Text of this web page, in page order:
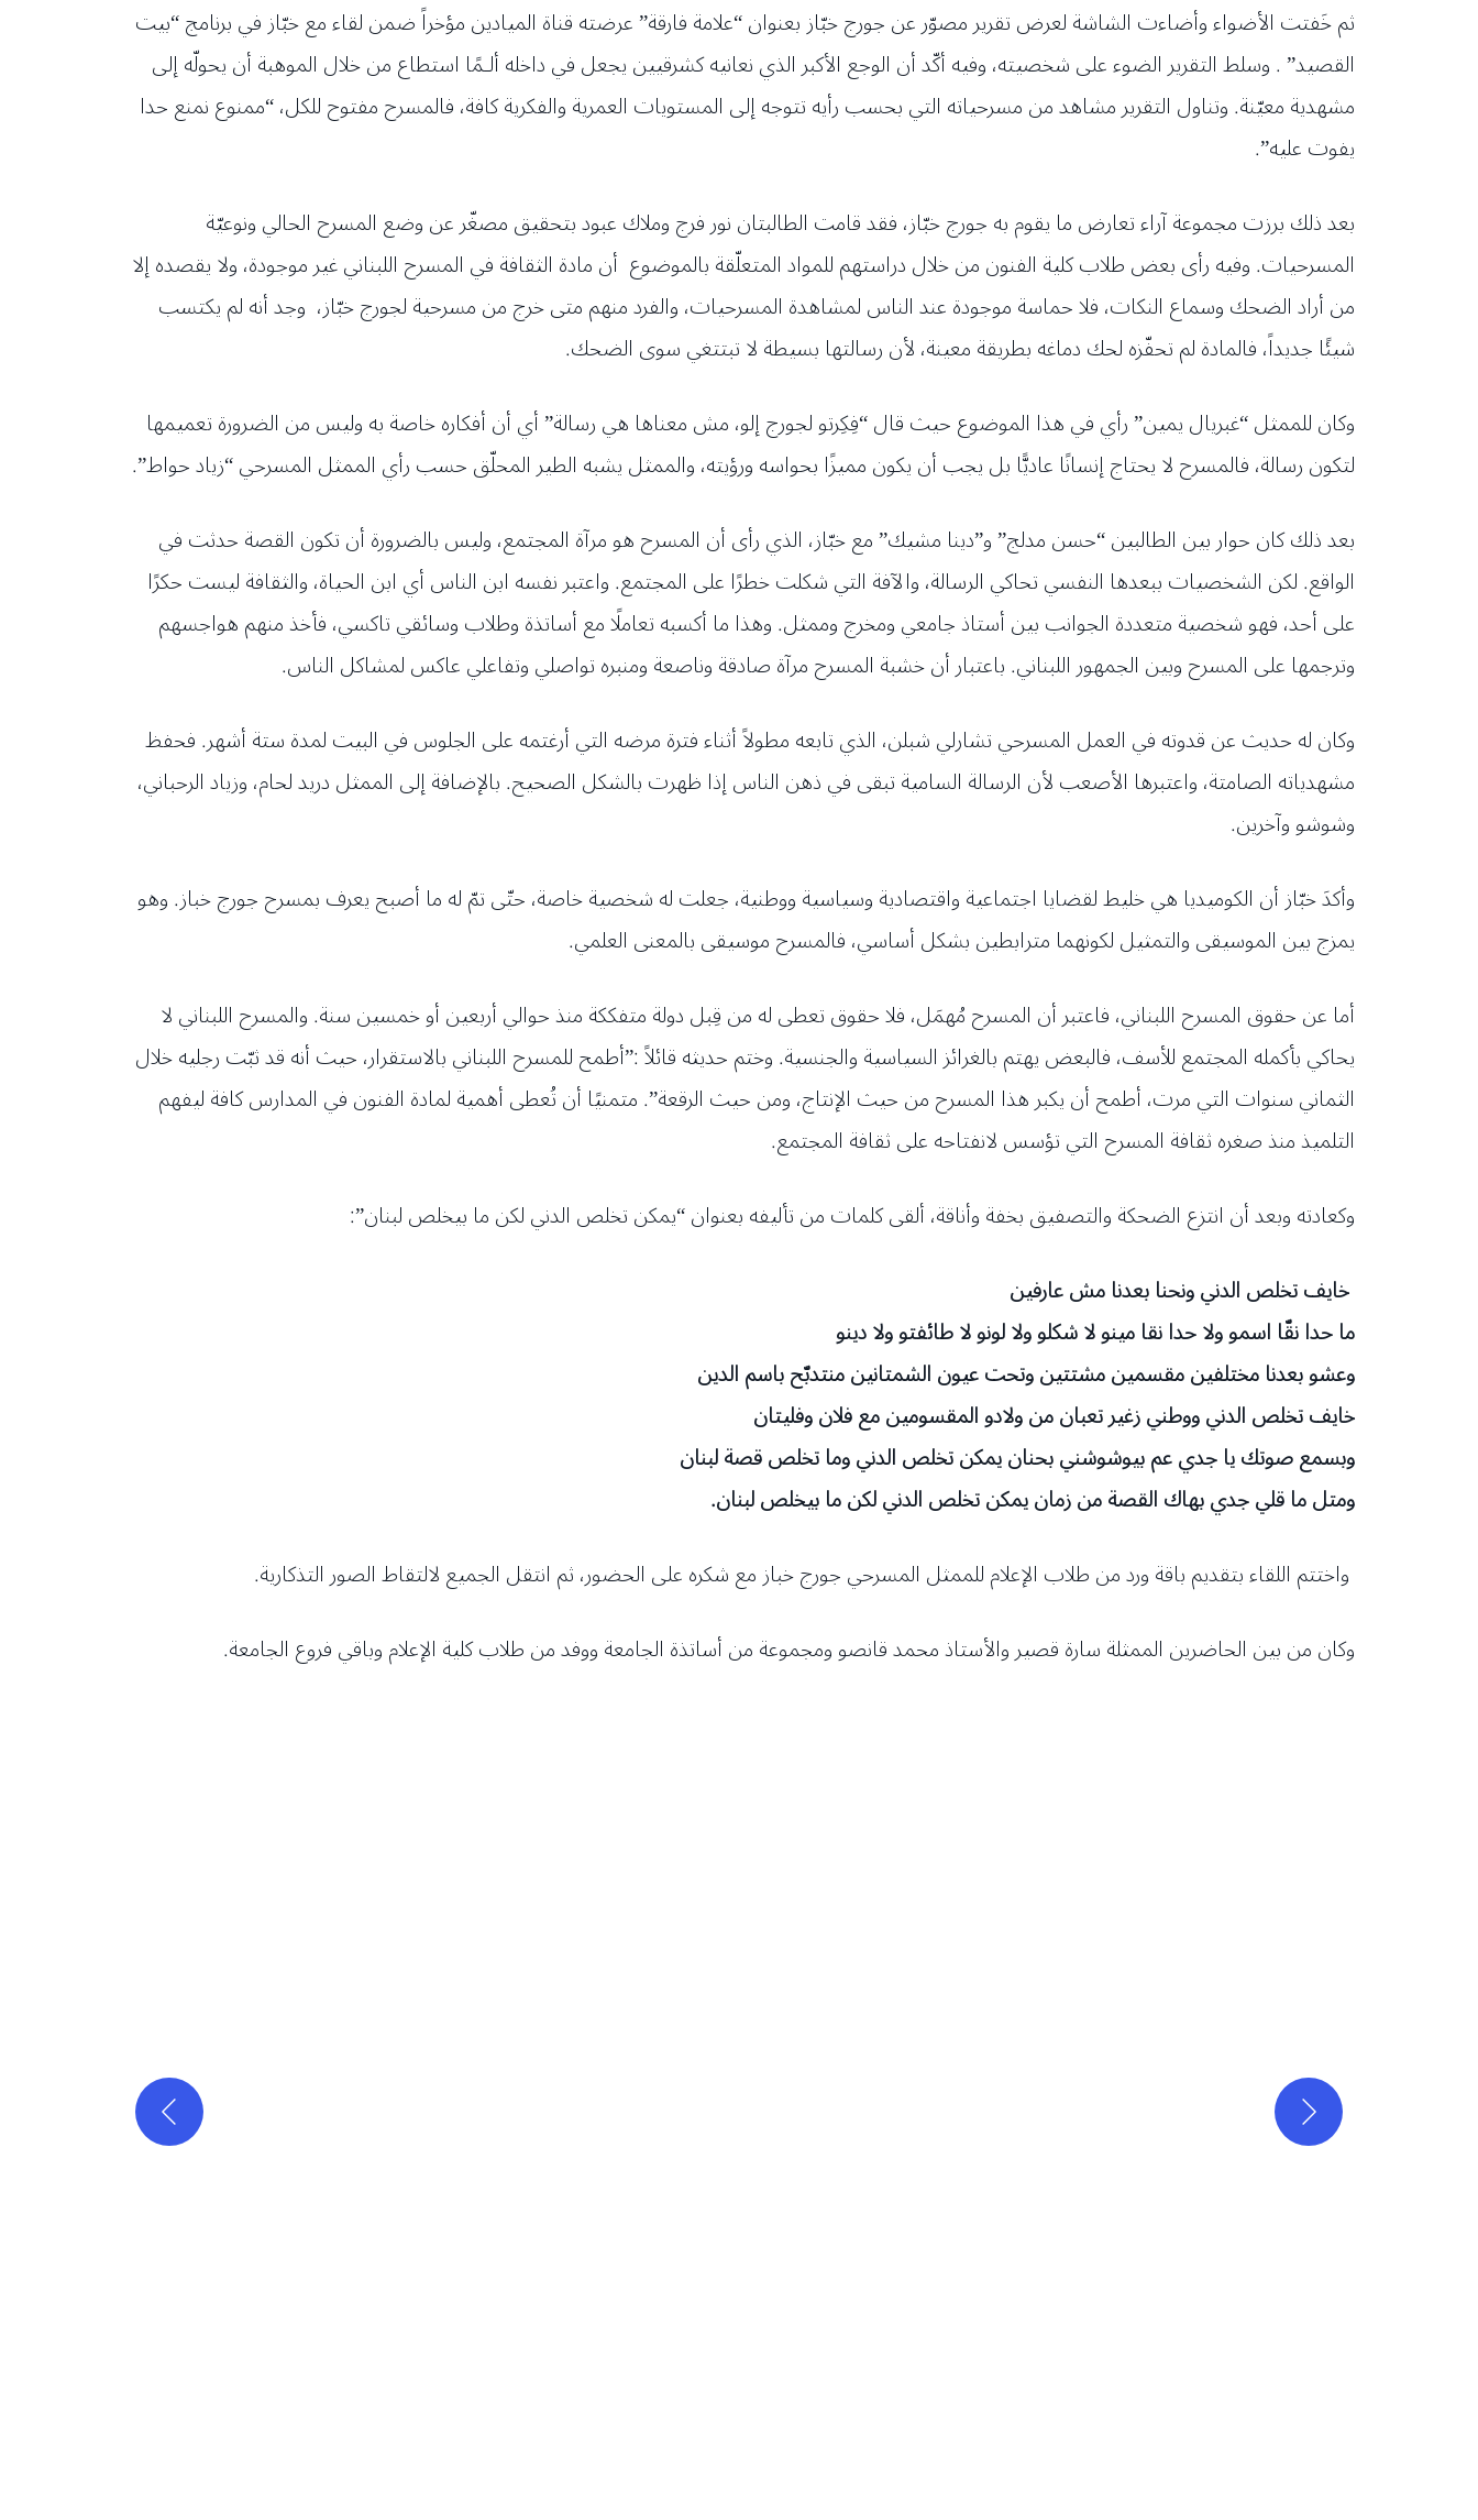
ثم خَفتت الأضواء وأضاءت الشاشة لعرض تقرير مصوّر عن جورج خبّاز بعنوان “علامة فارقة” عرضته قناة الميادين مؤخراً ضمن لقاء مع خبّاز في برنامج “بيت
القصيد” . وسلط التقرير الضوء على شخصيته، وفيه أكّد أن الوجع الأكبر الذي نعانيه كشرقيين يجعل في داخله ألـمًا استطاع من خلال الموهبة أن يحولّه إلى
مشهدية معيّنة. وتناول التقرير مشاهد من مسرحياته التي بحسب رأيه تتوجه إلى المستويات العمرية والفكرية كافة، فالمسرح مفتوح للكل، “ممنوع نمنع حدا
يفوت عليه”.
بعد ذلك برزت مجموعة آراء تعارض ما يقوم به جورج خبّاز، فقد قامت الطالبتان نور فرج وملاك عبود بتحقيق مصغّر عن وضع المسرح الحالي ونوعيّة
المسرحيات. وفيه رأى بعض طلاب كلية الفنون من خلال دراستهم للمواد المتعلّقة بالموضوع أن مادة الثقافة في المسرح اللبناني غير موجودة، ولا يقصده إلا
من أراد الضحك وسماع النكات، فلا حماسة موجودة عند الناس لمشاهدة المسرحيات، والفرد منهم متى خرج من مسرحية لجورج خبّاز، وجد أنه لم يكتسب
شيئًا جديداً، فالمادة لم تحفّزه لحك دماغه بطريقة معينة، لأن رسالتها بسيطة لا تبتتغي سوى الضحك.
وكان للممثل “غبريال يمين” رأي في هذا الموضوع حيث قال “فِكِرتو لجورج إلو، مش معناها هي رسالة” أي أن أفكاره خاصة به وليس من الضرورة تعميمها
لتكون رسالة، فالمسرح لا يحتاج إنسانًا عاديًّا بل يجب أن يكون مميزًا بحواسه ورؤيته، والممثل يشبه الطير المحلّق حسب رأي الممثل المسرحي “زياد حواط”.
بعد ذلك كان حوار بين الطالبين “حسن مدلج” و”دينا مشيك” مع خبّاز، الذي رأى أن المسرح هو مرآة المجتمع، وليس بالضرورة أن تكون القصة حدثت في
الواقع. لكن الشخصيات ببعدها النفسي تحاكي الرسالة، والآفة التي شكلت خطرًا على المجتمع. واعتبر نفسه ابن الناس أي ابن الحياة، والثقافة ليست حكرًا
على أحد، فهو شخصية متعددة الجوانب بين أستاذ جامعي ومخرج وممثل. وهذا ما أكسبه تعاملًا مع أساتذة وطلاب وسائقي تاكسي، فأخذ منهم هواجسهم
وترجمها على المسرح وبين الجمهور اللبناني. باعتبار أن خشبة المسرح مرآة صادقة وناصعة ومنبره تواصلي وتفاعلي عاكس لمشاكل الناس.
وكان له حديث عن قدوته في العمل المسرحي تشارلي شبلن، الذي تابعه مطولاً أثناء فترة مرضه التي أرغتمه على الجلوس في البيت لمدة ستة أشهر. فحفظ
مشهدياته الصامتة، واعتبرها الأصعب لأن الرسالة السامية تبقى في ذهن الناس إذا ظهرت بالشكل الصحيح. بالإضافة إلى الممثل دريد لحام، وزياد الرحباني،
وشوشو وآخرين.
وأكدَ خبّاز أن الكوميديا هي خليط لقضايا اجتماعية واقتصادية وسياسية ووطنية، جعلت له شخصية خاصة، حتّى تمّ له ما أصبح يعرف بمسرح جورج خباز. وهو
يمزج بين الموسيقى والتمثيل لكونهما مترابطين بشكل أساسي، فالمسرح موسيقى بالمعنى العلمي.
أما عن حقوق المسرح اللبناني، فاعتبر أن المسرح مُهمَل، فلا حقوق تعطى له من قِبل دولة متفككة منذ حوالي أربعين أو خمسين سنة. والمسرح اللبناني لا
يحاكي بأكمله المجتمع للأسف، فالبعض يهتم بالغرائز السياسية والجنسية. وختم حديثه قائلاً :”أطمح للمسرح اللبناني بالاستقرار، حيث أنه قد ثبّت رجليه خلال
الثماني سنوات التي مرت، أطمح أن يكبر هذا المسرح من حيث الإنتاج، ومن حيث الرقعة”. متمنيًا أن تُعطى أهمية لمادة الفنون في المدارس كافة ليفهم
التلميذ منذ صغره ثقافة المسرح التي تؤسس لانفتاحه على ثقافة المجتمع.
وكعادته وبعد أن انتزع الضحكة والتصفيق بخفة وأناقة، ألقى كلمات من تأليفه بعنوان “يمكن تخلص الدني لكن ما بيخلص لبنان”:
خايف تخلص الدني ونحنا بعدنا مش عارفين
ما حدا نقّا اسمو ولا حدا نقا مينو لا شكلو ولا لونو لا طائفتو ولا دينو
وعشو بعدنا مختلفين مقسمين مشتتين وتحت عيون الشمتانين منتدبّح باسم الدين
خايف تخلص الدني ووطني زغير تعبان من ولادو المقسومين مع فلان وفليتان
وبسمع صوتك يا جدي عم بيوشوشني بحنان يمكن تخلص الدني وما تخلص قصة لبنان
ومتل ما قلي جدي بهاك القصة من زمان يمكن تخلص الدني لكن ما بيخلص لبنان.
واختتم اللقاء بتقديم باقة ورد من طلاب الإعلام للممثل المسرحي جورج خباز مع شكره على الحضور، ثم انتقل الجميع لالتقاط الصور التذكارية.
وكان من بين الحاضرين الممثلة سارة قصير والأستاذ محمد قانصو ومجموعة من أساتذة الجامعة ووفد من طلاب كلية الإعلام وباقي فروع الجامعة.